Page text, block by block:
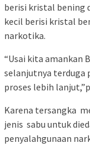
berisi kristal bening
kecil berisi kristal
narkotika.
“Usai kita amankan
selanjutnya terduga
proses lebih
Karena tersangka
jenis sabu untuk
penyalahgunaan